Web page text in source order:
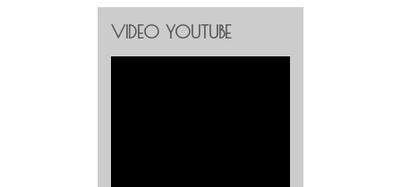
VIDEO YOUTUBE